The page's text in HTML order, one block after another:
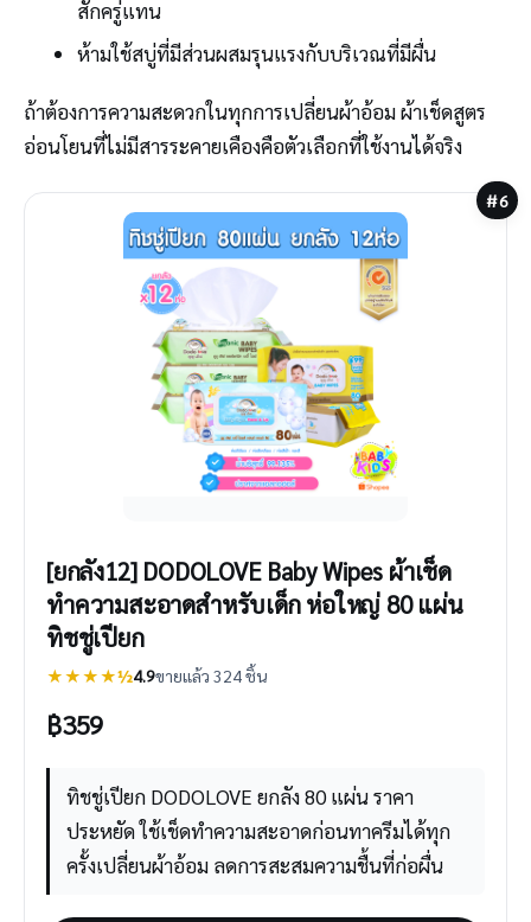
สักครู่แทน
ห้ามใช้สบู่ที่มีส่วนผสมรุนแรงกับบริเวณที่มีผื่น
ถ้าต้องการความสะดวกในทุกการเปลี่ยนผ้าอ้อม ผ้าเช็ดสูตร
อ่อนโยนที่ไม่มีสารระคายเคืองคือตัวเลือกที่ใช้งานได้จริง
#6
[ยกลัง12] DODOLOVE Baby Wipes ผ้าเช็ด
ทำความสะอาดสำหรับเด็ก ห่อใหญ่ 80 แผ่น
ทิชชู่เปียก
★★★★½4.9ขายแล้ว 324 ชิ้น
฿359
ทิชชู่เปียก DODOLOVE ยกลัง 80 แผ่น ราคา
ประหยัด ใช้เช็ดทำความสะอาดก่อนทาครีมได้ทุก
ครั้งเปลี่ยนผ้าอ้อม ลดการสะสมความชื้นที่ก่อผื่น